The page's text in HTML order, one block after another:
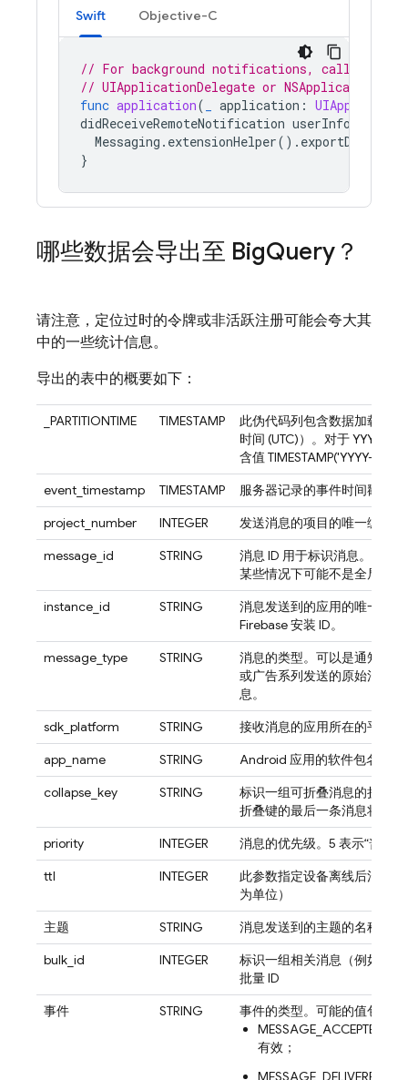
Swift Objective-C
// For background notifications, call the
// UIApplicationDelegate or
func application( application :
didReceiveRemoteNotification userInfo
Messaging . extensionHelper().
}
哪些数据会导出至 BigQuery？
请注意，定位过时的令牌或非活跃注册可能会夸大其
中的一些统计信息。
导出的表中的概要如下：
_PARTITIONTIME TIMESTAMP
此伪代码列包含数据加载当
时间 (UTC)）。对于
含值 TIMESTAMP('YYYY-MM-
event_timestamp
TIMESTAMP
服务器记录的事件时间戳
project_number
INTEGER
发送消息的项目的唯一编号
message_id
STRING
消息 ID 用于标识消息。消息
某些情况下可能不是全局唯
instance_id
STRING
消息发送到的应用的唯一 ID
Firebase安装 ID。
message_type
STRING
消息的类型。可以是通知消
或广告系列发送的原始消息
息。
sdk_platform
STRING
接收消息的应用所在的平台
app_name
STRING
Android 应用的软件包名称或
collapse_key
STRING
标识一组可折叠消息的折叠
折叠键的最后一条消息将排
priority
INTEGER
消息的优先级。5 表示“普通”
ttl
INTEGER
此参数指定设备离线后消息
为单位）
主题
STRING
消息发送到的主题的名称（
bulk_id
INTEGER
标识一组相关消息（例如向
批量 ID
事件
STRING
事件的类型。可能的值包括：
MESSAGE_ACCEPTED
有效；
MESSAGE_DELIVERED